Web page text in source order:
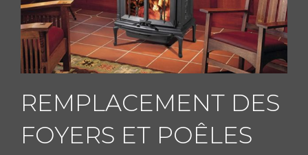
REMPLACEMENT DES
FOYERS ET POÊLES